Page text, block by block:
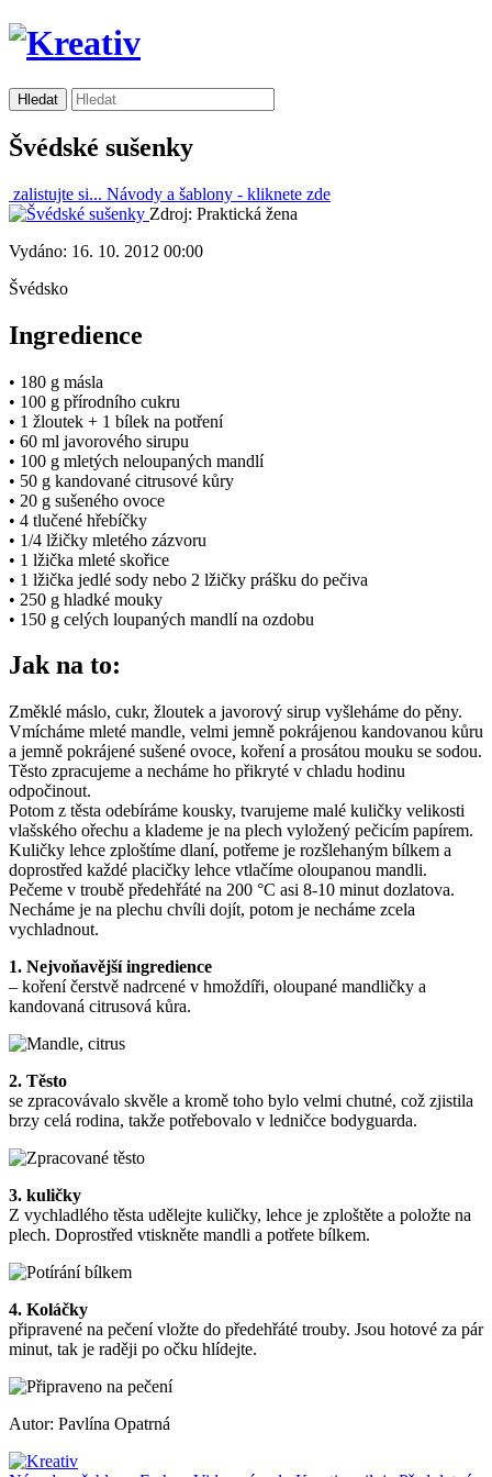
Švédské sušenky
zalistujte si... Návody a šablony - kliknete zde
Zdroj: Praktická žena
Vydáno: 16. 10. 2012 00:00
Švédsko
Ingredience
• 180 g másla
• 100 g přírodního cukru
• 1 žloutek + 1 bílek na potření
• 60 ml javorového sirupu
• 100 g mletých neloupaných mandlí
• 50 g kandované citrusové kůry
• 20 g sušeného ovoce
• 4 tlučené hřebíčky
• 1/4 lžičky mletého zázvoru
• 1 lžička mleté skořice
• 1 lžička jedlé sody nebo 2 lžičky prášku do pečiva
• 250 g hladké mouky
• 150 g celých loupaných mandlí na ozdobu
Jak na to:
Změklé máslo, cukr, žloutek a javorový sirup vyšleháme do pěny.
Vmícháme mleté mandle, velmi jemně pokrájenou kandovanou kůru
a jemně pokrájené sušené ovoce, koření a prosátou mouku se sodou.
Těsto zpracujeme a necháme ho přikryté v chladu hodinu
odpočinout.
Potom z těsta odebíráme kousky, tvarujeme malé kuličky velikosti
vlašského ořechu a klademe je na plech vyložený pečicím papírem.
Kuličky lehce zploštíme dlaní, potřeme je rozšlehaným bílkem a
doprostřed každé placičky lehce vtlačíme oloupanou mandli.
Pečeme v troubě předehřáté na 200 °C asi 8-10 minut dozlatova.
Necháme je na plechu chvíli dojít, potom je necháme zcela
vychladnout.
1. Nejvoňavější ingredience
– koření čerstvě nadrcené v hmoždíři, oloupané mandličky a
kandovaná citrusová kůra.
2. Těsto
se zpracovávalo skvěle a kromě toho bylo velmi chutné, což zjistila
brzy celá rodina, takže potřebovalo v ledničce bodyguarda.
3. kuličky
Z vychladlého těsta udělejte kuličky, lehce je zploštěte a položte na
plech. Doprostřed vtiskněte mandli a potřete bílkem.
4. Koláčky
připravené na pečení vložte do předehřáté trouby. Jsou hotové za pár
minut, tak je raději po očku hlídejte.
Autor: Pavlína Opatrná